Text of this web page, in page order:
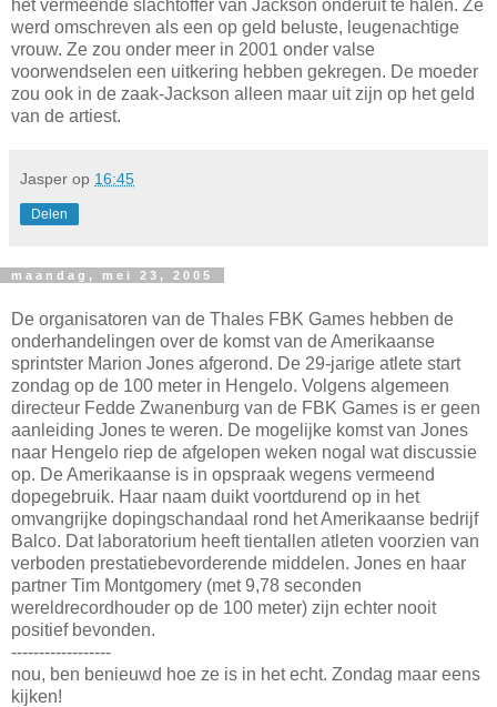
het vermeende slachtoffer van Jackson onderuit te halen. Ze
werd omschreven als een op geld beluste, leugenachtige
vrouw. Ze zou onder meer in 2001 onder valse
voorwendselen een uitkering hebben gekregen. De moeder
zou ook in de zaak-Jackson alleen maar uit zijn op het geld
van de artiest.
Jasper op 16:45
Delen
maandag, mei 23, 2005
De organisatoren van de Thales FBK Games hebben de
onderhandelingen over de komst van de Amerikaanse
sprintster Marion Jones afgerond. De 29-jarige atlete start
zondag op de 100 meter in Hengelo. Volgens algemeen
directeur Fedde Zwanenburg van de FBK Games is er geen
aanleiding Jones te weren. De mogelijke komst van Jones
naar Hengelo riep de afgelopen weken nogal wat discussie
op. De Amerikaanse is in opspraak wegens vermeend
dopegebruik. Haar naam duikt voortdurend op in het
omvangrijke dopingschandaal rond het Amerikaanse bedrijf
Balco. Dat laboratorium heeft tientallen atleten voorzien van
verboden prestatiebevorderende middelen. Jones en haar
partner Tim Montgomery (met 9,78 seconden
wereldrecordhouder op de 100 meter) zijn echter nooit
positief bevonden.
------------------
nou, ben benieuwd hoe ze is in het echt. Zondag maar eens
kijken!